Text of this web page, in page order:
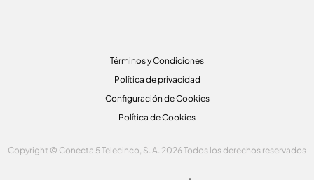
Términos y Condiciones
Política de privacidad
Configuración de Cookies
Política de Cookies
Copyright © Conecta 5 Telecinco, S. A. 2026 Todos los derechos reservados